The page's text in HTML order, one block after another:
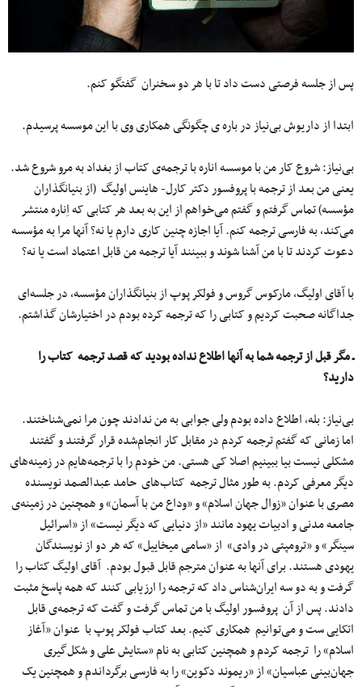
پس از جلسه فرصتی دست داد تا با هر دو سخنران گفتگو کنم.
ابتدا از داریوش بی‌نیاز در باره ی چگونگی همکاری وی با این موسسه پرسیدم.
بی‌نیاز: شروع کار من با موسسه اناره با ترجمه‌ی کتاب از بغداد به مرو شروع شد.
یعنی من بعد از ترجمه با پروفسور دکتر کارل- هاینس اولیگ (از بنیانگذاران
مؤسسه) تماس گرفتم و گفتم می‌خواهم از این به بعد هر کتابی که اِناره منتشر
می‌کند، به فارسی ترجمه کنم. آیا اجازه چنین کاری دارم یا نه؟ آنها مرا به مؤسسه
دعوت کردند تا با من آشنا شوند و ببینند آیا ترجمه من قابل اعتماد است یا نه؟
با آقای اولیگ، مارکوس گروس و فولکر پوپ از بنیانگذاران مؤسسه، در جلسه‌ای
جداگانه صحبت کردیم و کتابی را که ترجمه کرده بودم در اختیارشان گذاشتم.
ـ مگر قبل از ترجمه شما به آنها اطلاع نداده بودید که قصد ترجمه کتاب را
دارید؟
بی‌نیاز: بله، اطلاع داده بودم ولی جوابی به من ندادند چون مرا نمی‌شناختند.
اما زمانی که گفتم ترجمه کردم در مقابل کار انجام‌شده‌ قرار گرفتند و گفتند
مشکلی نیست بیا ببینیم اصلا کی هستی. من خودم را با ترجمه‌هایم در زمینه‌های
دیگر معرفی کردم. به طور مثال ترجمه کتاب‌های حامد عبدالصمد نویسنده
مصری با عنوان «زوال جهان اسلام» و «وداع من با آسمان» و همچنین در زمینه‌ی
جامعه مدنی و ادبیات یهود مانند «از دنیایی که دیگر نیست» از «اسرائیل
سینگر» و «ترومپتی در وادی» از «سامی میخاییل» که هر دو از نویسندگان
یهودی هستند. برای آنها به عنوان مترجم قابل قبول بودم. آقای اولیگ کتاب را
گرفت و به دو سه ایران‌شناس داد که ترجمه را ارزیابی کنند که همه پاسخ مثبت
دادند. پس از آن پروفسور اولیگ با من تماس گرفت و گفت که ترجمه‌ی قابل
اتکایی ست و می‌توانیم همکاری کنیم. بعد کتاب فولکر پوپ با عنوان «آغاز
اسلام» را ترجمه کردم و همچنین کتابی به نام «ستایش علی و شکل‌گیری
جهان‌بینی عباسیان» از «ریموند دکوین» را به فارسی برگرداندم و همچنین یک